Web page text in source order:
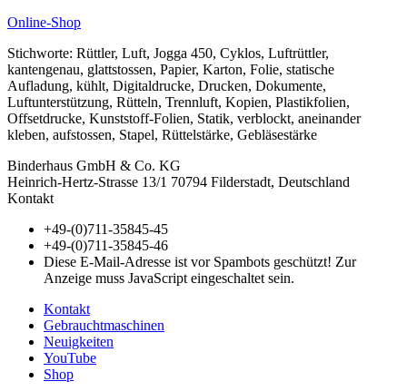
Online-Shop
Stichworte: Rüttler, Luft, Jogga 450, Cyklos, Luftrüttler,
kantengenau, glattstossen, Papier, Karton, Folie, statische
Aufladung, kühlt, Digitaldrucke, Drucken, Dokumente,
Luftunterstützung, Rütteln, Trennluft, Kopien, Plastikfolien,
Offsetdrucke, Kunststoff-Folien, Statik, verblockt, aneinander
kleben, aufstossen, Stapel, Rüttelstärke, Gebläsestärke
Binderhaus GmbH & Co. KG
Heinrich-Hertz-Strasse 13/1 70794 Filderstadt, Deutschland
Kontakt
+49-(0)711-35845-45
+49-(0)711-35845-46
Diese E-Mail-Adresse ist vor Spambots geschützt! Zur
Anzeige muss JavaScript eingeschaltet sein.
Kontakt
Gebrauchtmaschinen
Neuigkeiten
YouTube
Shop